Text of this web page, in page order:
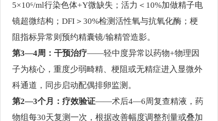
5×10⁶/ml行染色体+Y微缺失；活力＜10%加做精子电
镜超微结构；DFI＞30%检测活性氧与抗氧化酶；梗
阻指标异常则预约精囊镜/输精管造影。
第3—4周：干预治疗——轻中度异常以药物+物理因
子为核心，重度少弱畸精、梗阻或无精症进入显微外
科通道，同步启动配偶排卵监测。
第2—3个月：疗效验证——术后4—6周复查精液，药
物组每30天复测一次，根据改善幅度调整剂量或叠加